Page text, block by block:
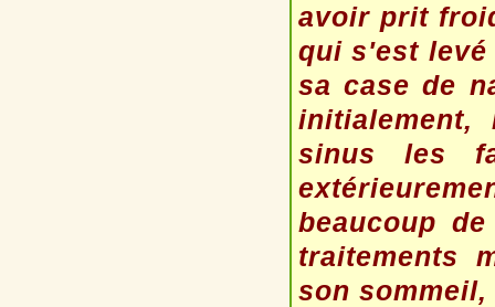
avoir prit
qui s'est
sa case de
sinus les
beaucoup
traitements
son